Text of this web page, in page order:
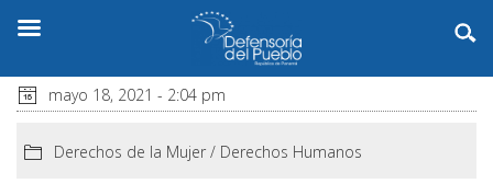
mayo 18, 2021 - 2:04 pm
Derechos de la Mujer / Derechos Humanos